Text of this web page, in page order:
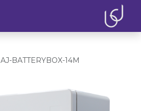
AJ-BATTERYBOX-14M